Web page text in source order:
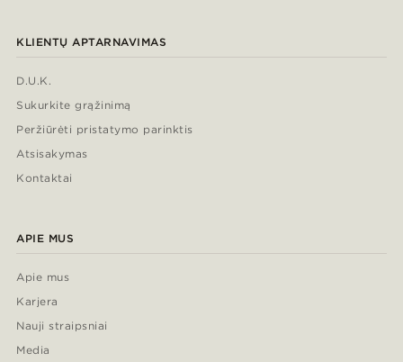
KLIENTŲ APTARNAVIMAS
D.U.K.
Sukurkite grąžinimą
Peržiūrėti pristatymo parinktis
Atsisakymas
Kontaktai
APIE MUS
Apie mus
Karjera
Nauji straipsniai
Media